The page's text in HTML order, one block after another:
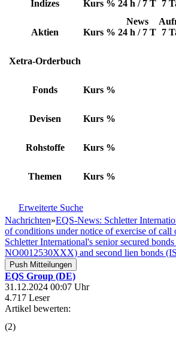
Indizes Kurs % 24 h / 7 T 7
Aktien Kurs %
News
24 h / 7 T 7
Xetra-Orderbuch
Fonds Kurs %
Devisen Kurs %
Rohstoffe Kurs %
Themen Kurs %
Erweiterte Suche
Nachrichten»EQS-News: Schletter
of conditions under notice of exercise of call
Schletter International's senior secured
NO0012530XXX) and second lien bonds
Push Mitteilungen
EQS Group (DE)
31.12.2024 00:07 Uhr
4.717 Leser
Artikel bewerten:
(2)